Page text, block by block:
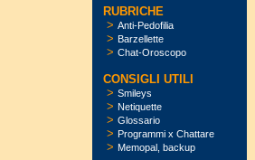
RUBRICHE
> Anti-Pedofilia
> Barzellette
> Chat-Oroscopo
CONSIGLI UTILI
> Smileys
> Netiquette
> Glossario
> Programmi x Chattare
> Memopal, backup